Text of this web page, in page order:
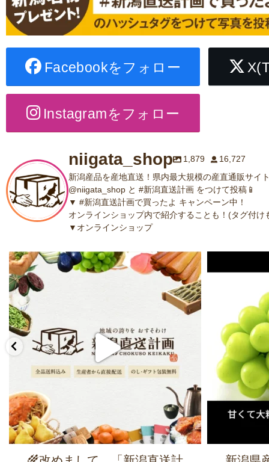
Facebookをフォロー
Instagramをフォロー
niigata_shop 1,879
16,727
新潟産品を産地直送！県内最大規模の産直通販サイ
@niigata_shop と #新潟直送計画 をつけて投稿📱
▼ #新潟直送計画で買ったよ キャンペーン中！
オンラインショップ内で紹介することも！(タグ付け
▼オンラインショップ